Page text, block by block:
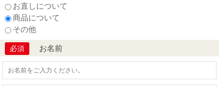
お直しについて
商品について
その他
必須 お名前